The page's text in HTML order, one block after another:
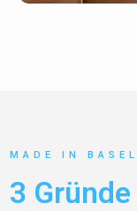
MADE IN BASEL
3 Gründe